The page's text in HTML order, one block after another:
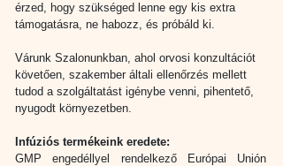
érzed, hogy szükséged lenne egy kis extra
támogatásra, ne habozz, és próbáld ki.
Várunk Szalonunkban, ahol orvosi konzultációt
követően, szakember általi ellenőrzés mellett
tudod a szolgáltatást igénybe venni, pihentető,
nyugodt környezetben.
Infúziós termékeink eredete:
GMP engedéllyel rendelkező Európai Unión